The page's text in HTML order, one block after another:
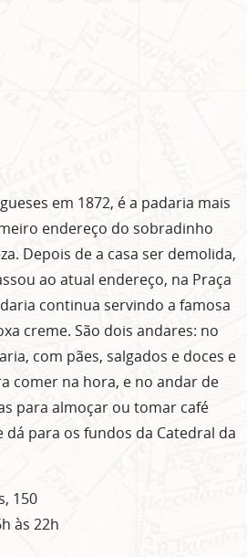
em 1872, é a padaria mais
endereço do sobradinho
Depois de a casa ser demolida,
ao atual endereço, na Praça
continua servindo a famosa
creme. São dois andares: no
com pães, salgados e doces e
comer na hora, e no andar de
para almoçar ou tomar café
para os fundos da Catedral da
150
às 22h